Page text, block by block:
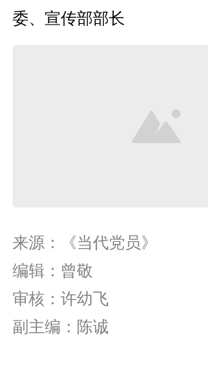
委、宣传部部长
来源：《当代党员》
编辑：曾敬
审核：许幼飞
副主编：陈诚